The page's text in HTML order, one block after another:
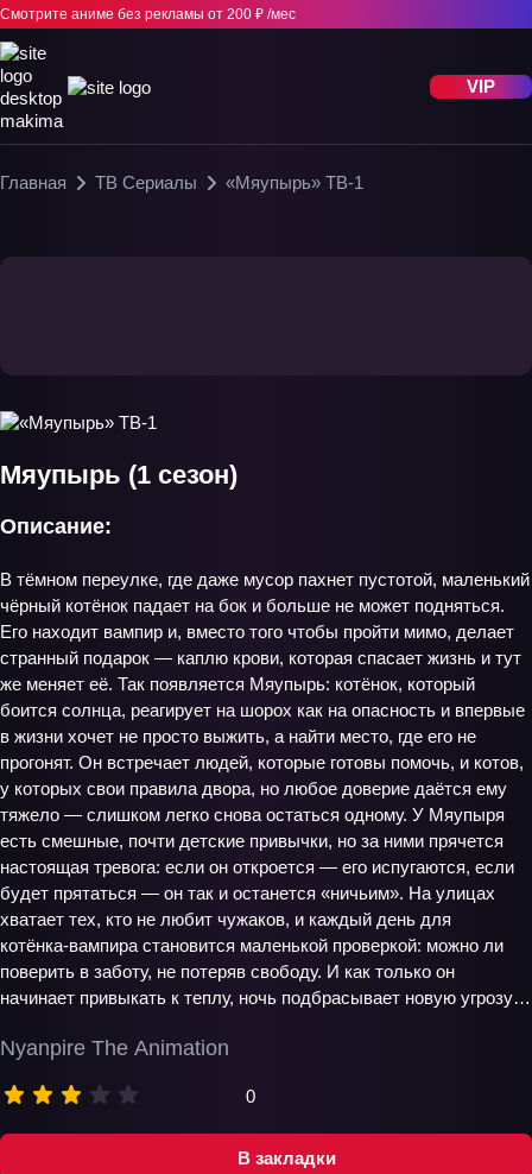
Смотрите аниме без рекламы от 200 ₽ /мес
VIP
Главная ТВ Сериалы «Мяупырь» ТВ-1
В закладки
Мяупырь (1 сезон)
Nyanpire The Animation
0
Описание:
В тёмном переулке, где даже мусор пахнет пустотой, маленький
чёрный котёнок падает на бок и больше не может подняться.
Его находит вампир и, вместо того чтобы пройти мимо, делает
странный подарок — каплю крови, которая спасает жизнь и тут
же меняет её. Так появляется Мяупырь: котёнок, который
боится солнца, реагирует на шорох как на опасность и впервые
в жизни хочет не просто выжить, а найти место, где его не
прогонят. Он встречает людей, которые готовы помочь, и котов,
у которых свои правила двора, но любое доверие даётся ему
тяжело — слишком легко снова остаться одному. У Мяупыря
есть смешные, почти детские привычки, но за ними прячется
настоящая тревога: если он откроется — его испугаются, если
будет прятаться — он так и останется «ничьим». На улицах
хватает тех, кто не любит чужаков, и каждый день для
котёнка‑вампира становится маленькой проверкой: можно ли
поверить в заботу, не потеряв свободу. И как только он
начинает привыкать к теплу, ночь подбрасывает новую угрозу…